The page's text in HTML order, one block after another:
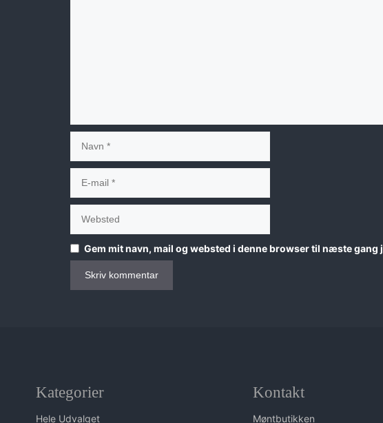
mail
Gem mit navn, mail og websted i denne browser til næste gang
Kategorier
Hele Udvalget
Kontakt
Møntbutikken